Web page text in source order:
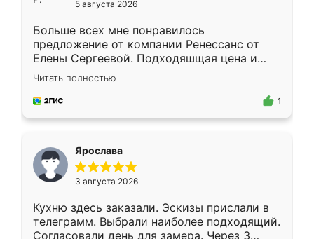
5 августа 2026
Больше всех мне понравилось
предложение от компании Ренессанс от
Елены Сергеевой. Подходяшщая цена и
короткие сроки изготовления. Приехавший
для замера сотрудник Владислав
предложил по моему эскизу самый
Читать полностью
1
Ярослава
3 августа 2026
Кухню здесь заказали. Эскизы прислали в
телеграмм. Выбрали наиболее подходящий.
Согласовали день для замера. Через 3